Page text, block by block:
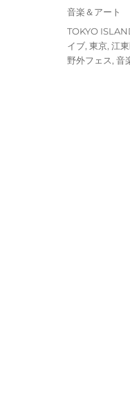
投
日:
カ
テ
ゴ
リ
音楽＆アート
タ
グ
TOKYO
イブ, 東京, 江
野外フェス, 音